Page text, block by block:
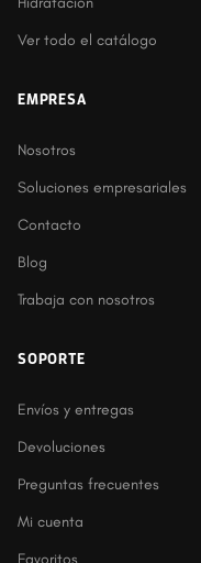
Ver todo el catálogo
EMPRESA
Nosotros
Soluciones empresariales
Contacto
Blog
Trabaja con nosotros
SOPORTE
Envíos y entregas
Devoluciones
Preguntas frecuentes
Mi cuenta